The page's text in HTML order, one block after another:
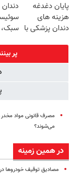
خرید40%تخفیف
سبک
پایان دغدغه
هزینه های
دندان پزشکی با سبک،
پر
مصرف قانونی مواد
می‌شوند؟
در همین زمینه
مصادیق توقیف خودروها در